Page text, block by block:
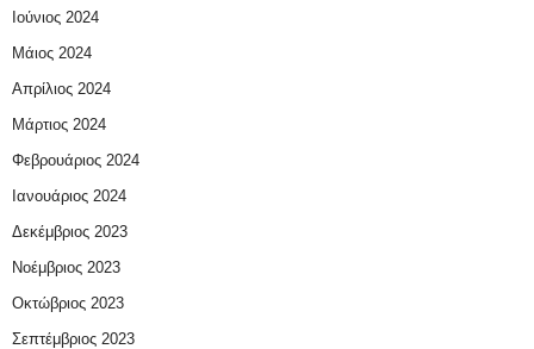
Ιούνιος 2024
Μάιος 2024
Απρίλιος 2024
Μάρτιος 2024
Φεβρουάριος 2024
Ιανουάριος 2024
Δεκέμβριος 2023
Νοέμβριος 2023
Οκτώβριος 2023
Σεπτέμβριος 2023